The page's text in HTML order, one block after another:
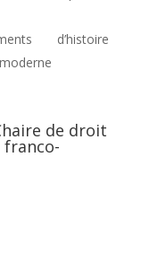
d’histoire
de droit